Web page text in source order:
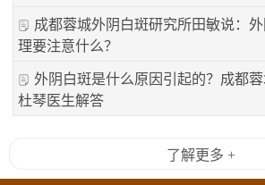
成都蓉城外阴白斑研究所田敏说：
理要注意什么？
外阴白斑是什么原因引起的？成都
杜琴医生解答
了解更多 +